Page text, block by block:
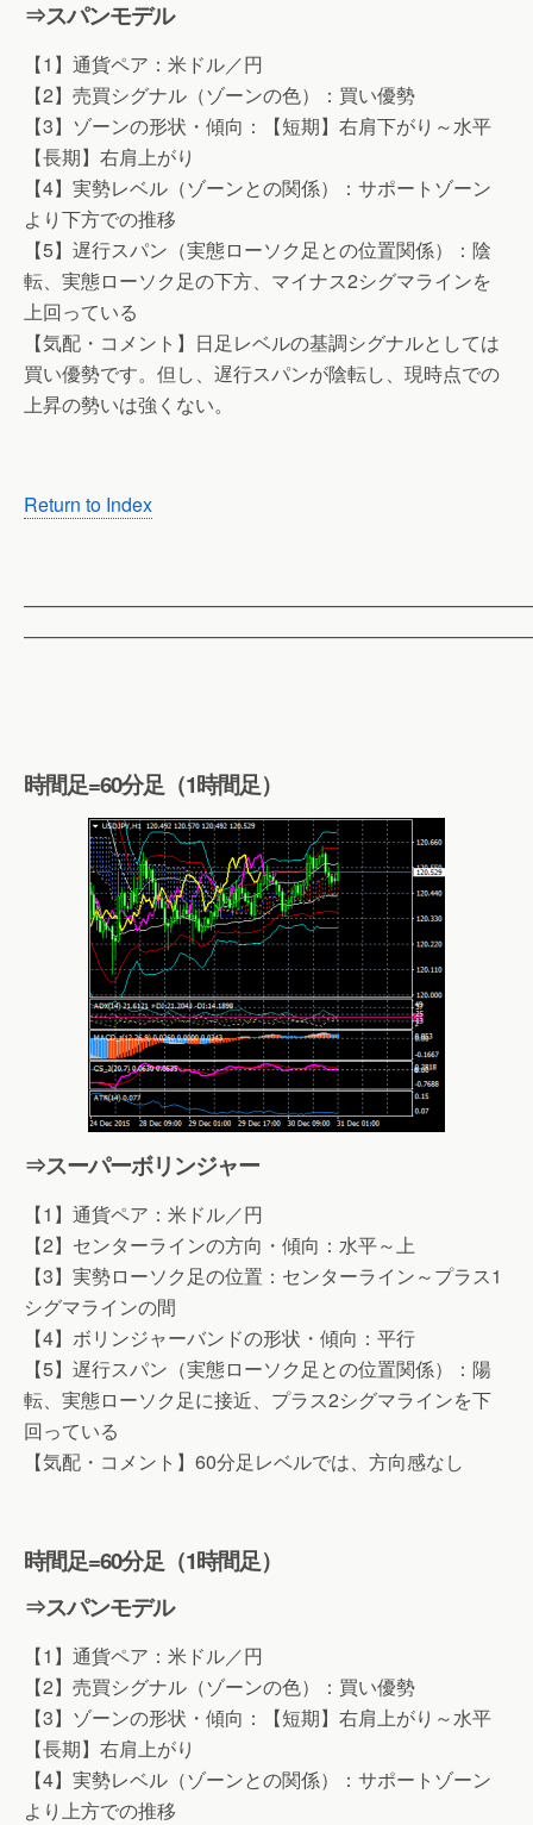
⇒スパンモデル
【1】通貨ペア：米ドル／円
【2】売買シグナル（ゾーンの色）：買い優勢
【3】ゾーンの形状・傾向：【短期】右肩下がり～水平
【長期】右肩上がり
【4】実勢レベル（ゾーンとの関係）：サポートゾーン
より下方での推移
【5】遅行スパン（実態ローソク足との位置関係）：陰
転、実態ローソク足の下方、マイナス2シグマラインを
上回っている
【気配・コメント】日足レベルの基調シグナルとしては
買い優勢です。但し、遅行スパンが陰転し、現時点での
上昇の勢いは強くない。
Return to Index
時間足=60分足（1時間足）
⇒スーパーボリンジャー
【1】通貨ペア：米ドル／円
【2】センターラインの方向・傾向：水平～上
【3】実勢ローソク足の位置：センターライン～プラス1
シグマラインの間
【4】ボリンジャーバンドの形状・傾向：平行
【5】遅行スパン（実態ローソク足との位置関係）：陽
転、実態ローソク足に接近、プラス2シグマラインを下
回っている
【気配・コメント】60分足レベルでは、方向感なし
時間足=60分足（1時間足）
⇒スパンモデル
【1】通貨ペア：米ドル／円
【2】売買シグナル（ゾーンの色）：買い優勢
【3】ゾーンの形状・傾向：【短期】右肩上がり～水平
【長期】右肩上がり
【4】実勢レベル（ゾーンとの関係）：サポートゾーン
より上方での推移